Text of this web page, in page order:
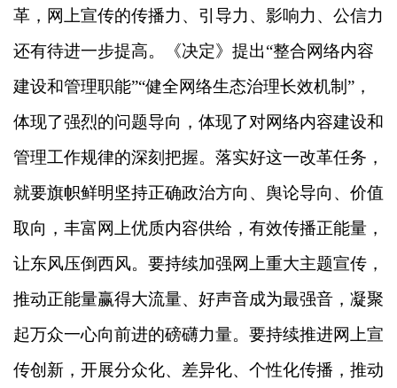
革，网上宣传的传播力、引导力、影响力、公信力
还有待进一步提高。《决定》提出“整合网络内容
建设和管理职能”“健全网络生态治理长效机制”，
体现了强烈的问题导向，体现了对网络内容建设和
管理工作规律的深刻把握。落实好这一改革任务，
就要旗帜鲜明坚持正确政治方向、舆论导向、价值
取向，丰富网上优质内容供给，有效传播正能量，
让东风压倒西风。要持续加强网上重大主题宣传，
推动正能量赢得大流量、好声音成为最强音，凝聚
起万众一心向前进的磅礴力量。要持续推进网上宣
传创新，开展分众化、差异化、个性化传播，推动